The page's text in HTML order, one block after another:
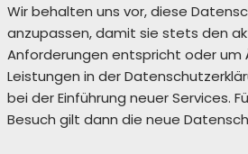
Wir behalten uns vor, diese
anzupassen, damit sie stets den
Anforderungen entspricht oder um
Leistungen in der
bei der Einführung neuer Services.
Besuch gilt dann die neue